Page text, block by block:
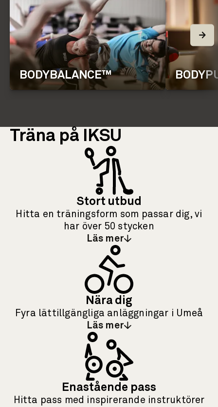
BODYBALANCE™
Träna på IKSU
Stort utbud
Hitta en träningsform som passar dig, vi
har över 50 stycken
Läs mer
: Stort utbud
Nära dig
Fyra lättillgängliga anläggningar i Umeå
Läs mer
: Nära dig
Enastående pass
Hitta pass med inspirerande instruktörer